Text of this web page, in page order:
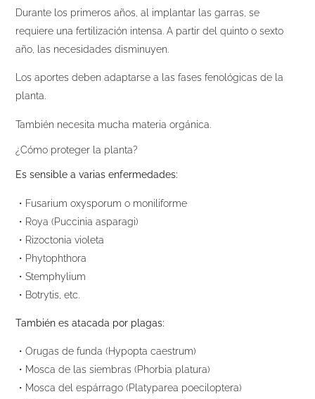
Durante los primeros años, al implantar las garras, se
requiere una fertilización intensa. A partir del quinto o sexto
año, las necesidades disminuyen.
Los aportes deben adaptarse a las fases fenológicas de la
planta.
También necesita mucha materia orgánica.
¿Cómo proteger la planta?
Es sensible a varias enfermedades:
・Fusarium oxysporum o moniliforme
・Roya (Puccinia asparagi)
・Rizoctonia violeta
・Phytophthora
・Stemphylium
・Botrytis, etc.
También es atacada por plagas:
・Orugas de funda (Hypopta caestrum)
・Mosca de las siembras (Phorbia platura)
・Mosca del espárrago (Platyparea poeciloptera)